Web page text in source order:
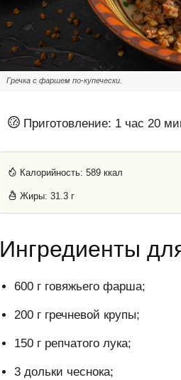
Гречка с фаршем по-купечески.
Приготовление: 1 час 20
Калорийность: 589 ккал
Жиры: 31.3 г
Ингредиенты
600 г говяжьего фарша;
200 г гречневой крупы;
150 г репчатого лука;
3 дольки чеснока;